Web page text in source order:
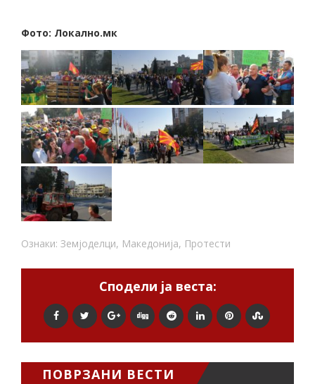
Фото: Локално.мк
Ознаки: Земјоделци, Македонија, Протести
Сподели ја веста:
ПОВРЗАНИ ВЕСТИ